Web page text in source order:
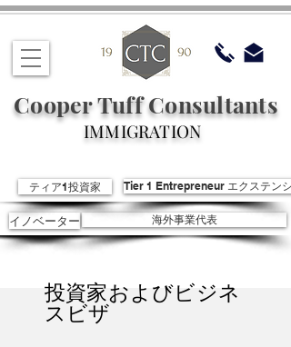
Cooper Tuff Consultants
IMMIGRATION
ティア1投資家 Tier 1 Entrepreneur エクステンシ
イノベーター 海外事業代表
投資家およびビジネ
スビザ